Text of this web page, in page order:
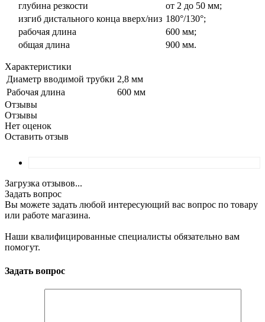
глубина резкости
от 2 до 50 мм;
изгиб дистального конца вверх/низ 180°/130°;
рабочая длина
600 мм;
общая длина
900 мм.
Характеристики
Диаметр вводимой трубки 2,8 мм
Рабочая длина
600 мм
Отзывы
Отзывы
Нет оценок
Оставить отзыв
Загрузка отзывов...
Задать вопрос
Вы можете задать любой интересующий вас вопрос по товару
или работе магазина.
Наши квалифицированные специалисты обязательно вам
помогут.
Задать вопрос